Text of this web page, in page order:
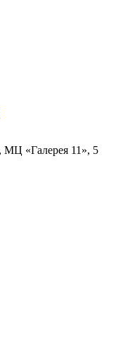
МЦ «Галерея 11», 5